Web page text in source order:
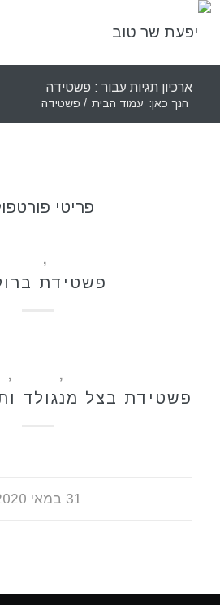
ארכיון תגיות עבור : פשטידה
הנך כאן: עמוד הבית / פשטידה
פריטי
,
פשטידת
,
,
פשטידת בצל מנגולד
31 במאי 2020